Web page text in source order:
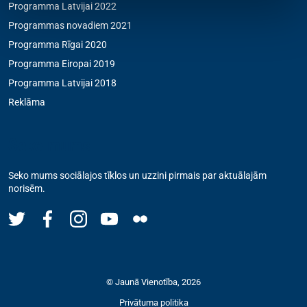
Programma Latvijai 2022
Programmas novadiem 2021
Programma Rīgai 2020
Programma Eiropai 2019
Programma Latvijai 2018
Reklāma
Seko mums sociālajos tīklos un uzzini pirmais par aktuālajām
norisēm.
© Jaunā Vienotība, 2026
Privātuma politika